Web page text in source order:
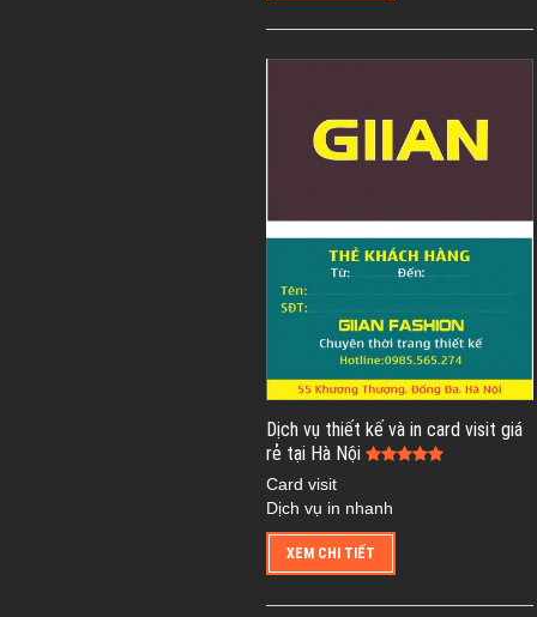
Dịch vụ thiết kế và in card visit giá
rẻ tại Hà Nội
Card visit
Dịch vụ in nhanh
XEM CHI TIẾT